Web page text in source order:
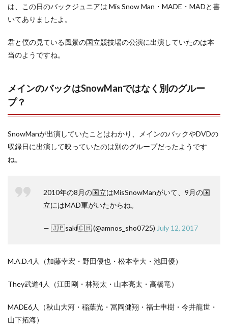
は、この日のバックジュニアは Mis Snow Man・MADE・MADと書
いてありましたよ。
君と僕の見ている風景の国立競技場の公演に出演していたのは本
当のようですね。
メインのバックはSnowManではなく別のグルー
プ？
SnowManが出演していたことはわかり、メインのバックやDVDの
収録日に出演して映っていたのは別のグループだったようです
ね。
2010年の8月の国立はMisSnowManがいて、9月の国
立にはMAD軍がいたからね。
— 🇯🇵saki🇨🇭 (@amnos_sho0725) July 12, 2017
M.A.D.4人（加藤幸宏・野田優也・松本幸大・池田優）
They武道4人（江田剛・林翔太・山本亮太・高橋竜）
MADE6人（秋山大河・稲葉光・冨岡健翔・福士申樹・今井龍世・
山下拓海）